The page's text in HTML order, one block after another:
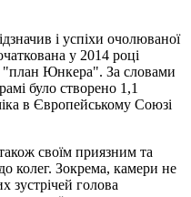
і успіхи очолюваної
у 2014 році
"план Юнкера". За словами
було створено 1,1
в Європейському Союзі
своїм приязним та
колег. Зокрема, камери не
зустрічей голова